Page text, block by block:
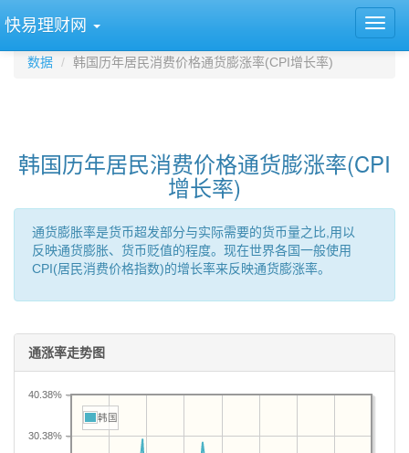
快易理财网
数据 韩国历年居民消费价格通货膨涨率(CPI增长率)
韩国历年居民消费价格通货膨涨率(CPI
增长率)
通货膨胀率是货币超发部分与实际需要的货币量之比,用以
反映通货膨胀、货币贬值的程度。现在世界各国一般使用
CPI(居民消费价格指数)的增长率来反映通货膨涨率。
通涨率走势图
30.38%
40.38%
韩国